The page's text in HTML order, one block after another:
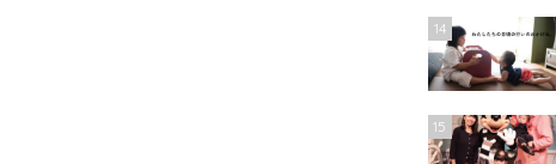
14
15